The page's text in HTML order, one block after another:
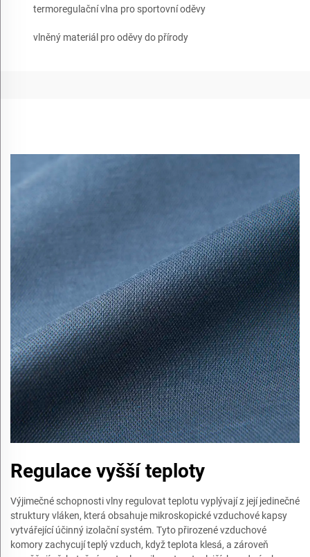
termoregulační vlna pro sportovní oděvy
vlněný materiál pro oděvy do přírody
Regulace vyšší teploty
Výjimečné schopnosti vlny regulovat teplotu vyplývají z její jedinečné
struktury vláken, která obsahuje mikroskopické vzduchové kapsy
vytvářející účinný izolační systém. Tyto přirozené vzduchové
komory zachycují teplý vzduch, když teplota klesá, a zároveň